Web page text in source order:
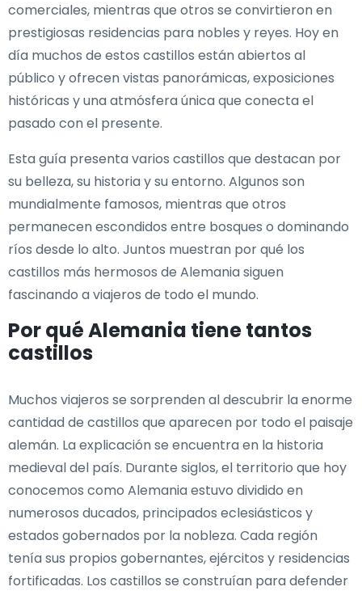
comerciales, mientras que otros se convirtieron en
prestigiosas residencias para nobles y reyes. Hoy en
día muchos de estos castillos están abiertos al
público y ofrecen vistas panorámicas, exposiciones
históricas y una atmósfera única que conecta el
pasado con el presente.
Esta guía presenta varios castillos que destacan por
su belleza, su historia y su entorno. Algunos son
mundialmente famosos, mientras que otros
permanecen escondidos entre bosques o dominando
ríos desde lo alto. Juntos muestran por qué los
castillos más hermosos de Alemania siguen
fascinando a viajeros de todo el mundo.
Por qué Alemania tiene tantos
castillos
Muchos viajeros se sorprenden al descubrir la enorme
cantidad de castillos que aparecen por todo el paisaje
alemán. La explicación se encuentra en la historia
medieval del país. Durante siglos, el territorio que hoy
conocemos como Alemania estuvo dividido en
numerosos ducados, principados eclesiásticos y
estados gobernados por la nobleza. Cada región
tenía sus propios gobernantes, ejércitos y residencias
fortificadas. Los castillos se construían para defender